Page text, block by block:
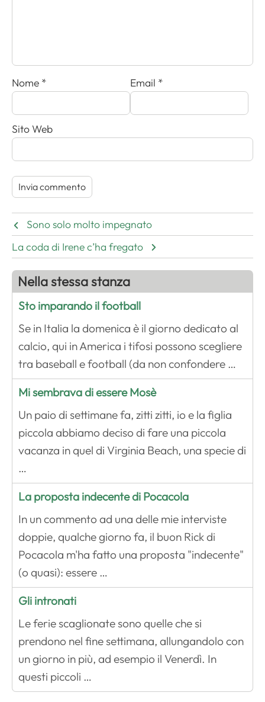
Nome * Email *
Sito Web
Sono solo molto impegnato
La coda di Irene c’ha fregato
Nella stessa stanza
Sto imparando il football
Se in Italia la domenica è il giorno dedicato al
calcio, qui in America i tifosi possono scegliere
tra baseball e football (da non confondere …
Mi sembrava di essere Mosè
Un paio di settimane fa, zitti zitti, io e la figlia
piccola abbiamo deciso di fare una piccola
vacanza in quel di Virginia Beach, una specie di
…
La proposta indecente di Pocacola
In un commento ad una delle mie interviste
doppie, qualche giorno fa, il buon Rick di
Pocacola m'ha fatto una proposta "indecente"
(o quasi): essere …
Gli intronati
Le ferie scaglionate sono quelle che si
prendono nel fine settimana, allungandolo con
un giorno in più, ad esempio il Venerdì. In
questi piccoli …